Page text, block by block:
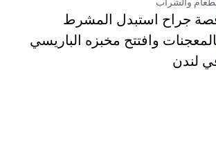
والشراب
جراح استبدل المشرط
وافتتح مخبزه الباريسي
لندن